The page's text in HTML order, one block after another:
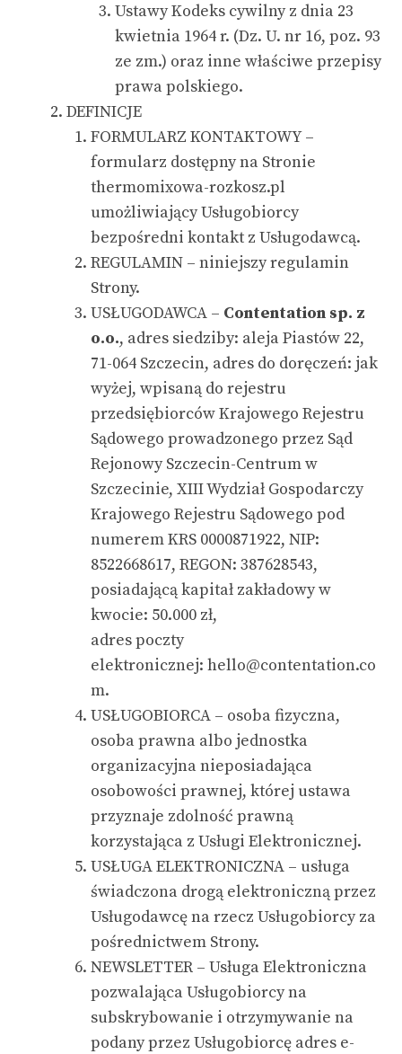
Ustawy Kodeks cywilny z dnia 23
kwietnia 1964 r. (Dz. U. nr 16, poz. 93
ze zm.) oraz inne właściwe przepisy
prawa polskiego.
DEFINICJE
FORMULARZ KONTAKTOWY –
formularz dostępny na Stronie
thermomixowa-rozkosz.pl
umożliwiający Usługobiorcy
bezpośredni kontakt z Usługodawcą.
REGULAMIN – niniejszy regulamin
Strony.
USŁUGODAWCA – Contentation sp. z
o.o., adres siedziby: aleja Piastów 22,
71-064 Szczecin, adres do doręczeń: jak
wyżej, wpisaną do rejestru
przedsiębiorców Krajowego Rejestru
Sądowego prowadzonego przez Sąd
Rejonowy Szczecin-Centrum w
Szczecinie, XIII Wydział Gospodarczy
Krajowego Rejestru Sądowego pod
numerem KRS 0000871922, NIP:
8522668617, REGON: 387628543,
posiadającą kapitał zakładowy w
kwocie: 50.000 zł,
adres poczty
elektronicznej: hello@contentation.co
m.
USŁUGOBIORCA – osoba fizyczna,
osoba prawna albo jednostka
organizacyjna nieposiadająca
osobowości prawnej, której ustawa
przyznaje zdolność prawną
korzystająca z Usługi Elektronicznej.
USŁUGA ELEKTRONICZNA – usługa
świadczona drogą elektroniczną przez
Usługodawcę na rzecz Usługobiorcy za
pośrednictwem Strony.
NEWSLETTER – Usługa Elektroniczna
pozwalająca Usługobiorcy na
subskrybowanie i otrzymywanie na
podany przez Usługobiorcę adres e-